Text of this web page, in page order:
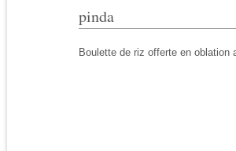
pinda
Boulette de riz offerte en oblation